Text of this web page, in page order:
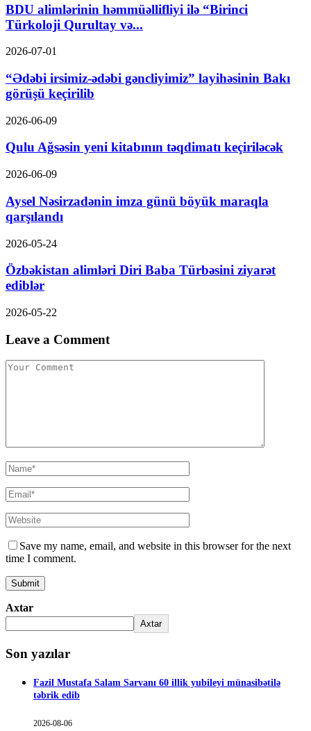
BDU alimlərinin həmmüəllifliyi ilə “Birinci
Türkoloji Qurultay və...
2026-07-01
“Ədəbi irsimiz-ədəbi gəncliyimiz” layihəsinin Bakı
görüşü keçirilib
2026-06-09
Qulu Ağsəsin yeni kitabının təqdimatı keçiriləcək
2026-06-09
Aysel Nəsirzadənin imza günü böyük maraqla
qarşılandı
2026-05-24
Özbəkistan alimləri Diri Baba Türbəsini ziyarət
ediblər
2026-05-22
Leave a Comment
Save my name, email, and website in this browser for the next
time I comment.
Axtar
Axtar
Son yazılar
Fazil Mustafa Salam Sarvanı 60 illik yubileyi münasibətilə
təbrik edib
2026-08-06